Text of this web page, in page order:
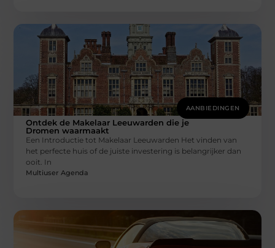
AANBIEDINGEN
Ontdek de Makelaar Leeuwarden die je
Dromen waarmaakt
Een Introductie tot Makelaar Leeuwarden Het vinden van
het perfecte huis of de juiste investering is belangrijker dan
ooit. In
Multiuser Agenda